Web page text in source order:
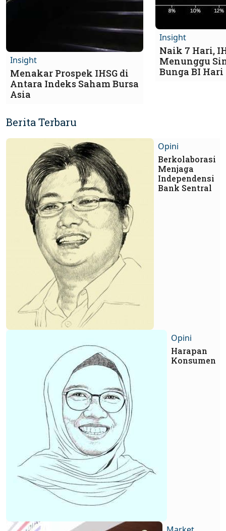
Insight
Menakar Prospek IHSG di
Antara Indeks Saham Bursa
Asia
Insight
Naik 7 Hari,
Menunggu
Bunga BI Hari
Berita Terbaru
Opini
Berkolaborasi
Menjaga
Independensi
Bank Sentral
Opini
Harapan
Konsumen